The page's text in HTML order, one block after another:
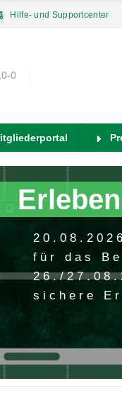
Hilfe- und Supportcenter
0
für das
26./
sichere